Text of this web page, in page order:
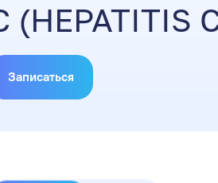
(HEPATITIS
Записаться